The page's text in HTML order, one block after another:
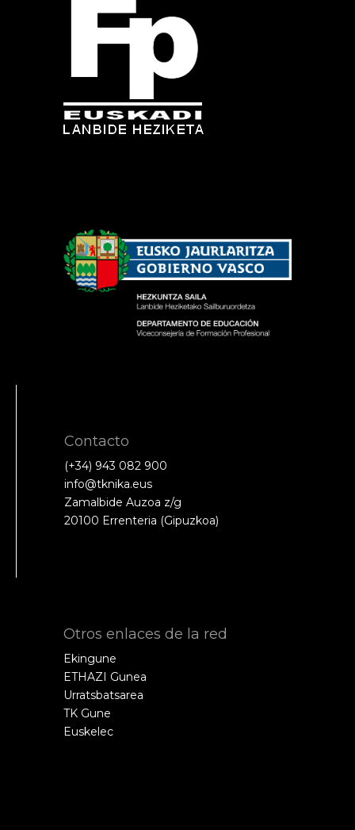
Contacto
(+34) 943 082 900
info@tknika.eus
Zamalbide Auzoa z/g
20100 Errenteria (Gipuzkoa)
Otros enlaces de la red
Ekingune
ETHAZI Gunea
Urratsbatsarea
TK Gune
Euskelec